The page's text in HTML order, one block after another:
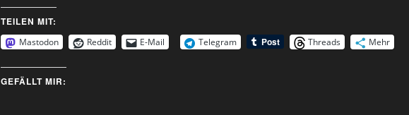
TEILEN MIT:
Mastodon Reddit E-Mail Telegram Threads Mehr
GEFÄLLT MIR: